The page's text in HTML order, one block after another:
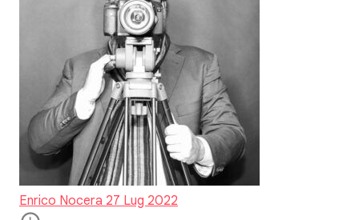
Enrico Nocera 27 Lug 2022